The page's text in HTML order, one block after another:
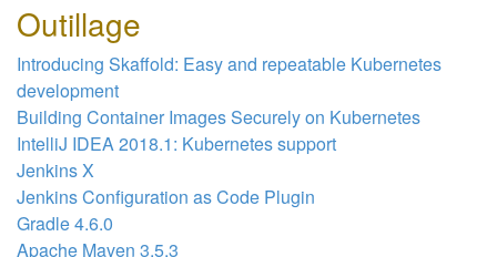
Outillage
Introducing Skaffold: Easy and repeatable Kubernetes
development
Building Container Images Securely on Kubernetes
IntelliJ IDEA 2018.1: Kubernetes support
Jenkins X
Jenkins Configuration as Code Plugin
Gradle 4.6.0
Apache Maven 3.5.3